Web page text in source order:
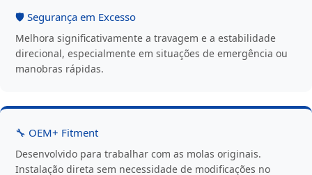
🛡️ Segurança em Excesso
Melhora significativamente a travagem e a estabilidade
direcional, especialmente em situações de emergência ou
manobras rápidas.
🔧 OEM+ Fitment
Desenvolvido para trabalhar com as molas originais.
Instalação direta sem necessidade de modificações no